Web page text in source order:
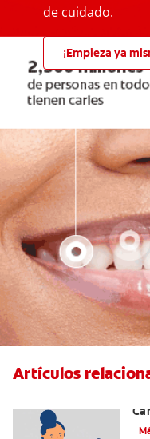
de cuidado.
¡Empieza ya
Artículos